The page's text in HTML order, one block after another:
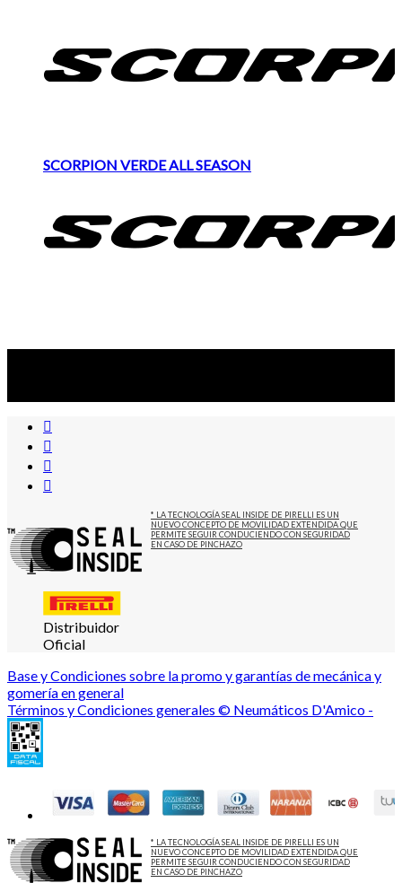
SCORPION VERDE ALL SEASON
* LA TECNOLOGÍA SEAL INSIDE DE PIRELLI ES UN
NUEVO CONCEPTO DE MOVILIDAD EXTENDIDA QUE
PERMITE SEGUIR CONDUCIENDO CON SEGURIDAD
EN CASO DE PINCHAZO
Distribuidor
Oficial
Base y Condiciones sobre la promo y garantías de mecánica y
gomería en general
Términos y Condiciones generales © Neumáticos D'Amico -
* LA TECNOLOGÍA SEAL INSIDE DE PIRELLI ES UN
NUEVO CONCEPTO DE MOVILIDAD EXTENDIDA QUE
PERMITE SEGUIR CONDUCIENDO CON SEGURIDAD
EN CASO DE PINCHAZO